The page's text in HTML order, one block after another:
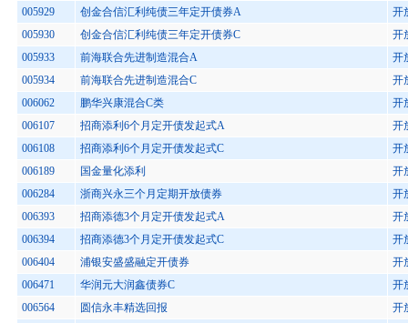
005929
创金合信汇利纯债三年定开债券A
开
005930
创金合信汇利纯债三年定开债券C
开
005933
前海联合先进制造混合A
开
005934
前海联合先进制造混合C
开
006062
鹏华兴康混合C类
开
006107
招商添利6个月定开债发起式A
开
006108
招商添利6个月定开债发起式C
开
006189
国金量化添利
开
006284
浙商兴永三个月定期开放债券
开
006393
招商添德3个月定开债发起式A
开
006394
招商添德3个月定开债发起式C
开
006404
浦银安盛盛融定开债券
开
006471
华润元大润鑫债券C
开
006564
圆信永丰精选回报
开